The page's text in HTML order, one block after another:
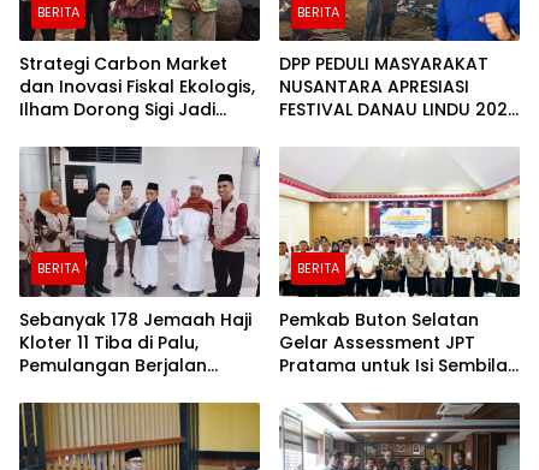
BERITA
Strategi Carbon Market
dan Inovasi Fiskal Ekologis,
Ilham Dorong Sigi Jadi
Sejahtera
BERITA
DPP PEDULI MASYARAKAT
NUSANTARA APRESIASI
FESTIVAL DANAU LINDU 2026
DAN EKONOMI KERAKYATAN
BERITA
Sebanyak 178 Jemaah Haji
Kloter 11 Tiba di Palu,
Pemulangan Berjalan
BERITA
Pemkab Buton Selatan
Gelar Assessment JPT
Pratama untuk Isi Sembilan